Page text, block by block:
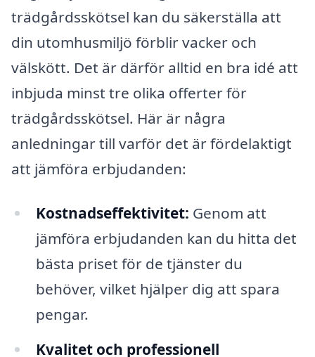
trädgårdsskötsel kan du säkerställa att
din utomhusmiljö förblir vacker och
välskött. Det är därför alltid en bra idé att
inbjuda minst tre olika offerter för
trädgårdsskötsel. Här är några
anledningar till varför det är fördelaktigt
att jämföra erbjudanden:
Kostnadseffektivitet: Genom att
jämföra erbjudanden kan du hitta det
bästa priset för de tjänster du
behöver, vilket hjälper dig att spara
pengar.
Kvalitet och professionell